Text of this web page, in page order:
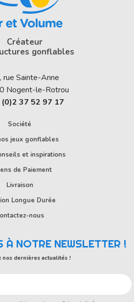
Créateur
gonflables
rue Sainte-Anne
Nogent-le-Rotrou
37 52 97 17
Société
jeux gonflables
et inspirations
de Paiement
Livraison
Longue Durée
nous
À NOTRE NEWSLETTER !
nos dernières actualités !